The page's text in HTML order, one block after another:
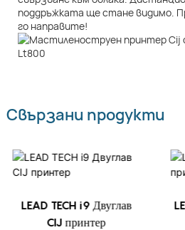
поддръжката ще стане видимо.
го направите!
Свързани продукти
LEAD TECH i9 Двуглав
CIJ принтер